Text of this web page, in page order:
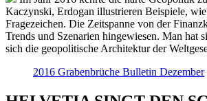
Kaczynski, Erdogan illustrieren Beispiele,
Fragezeichen. Die Zeitspanne von der
Trends und Szenarien hingewiesen. Man hat
sich die geopolitische Architektur der
2016 Grabenbrüche Bulletin Dezember